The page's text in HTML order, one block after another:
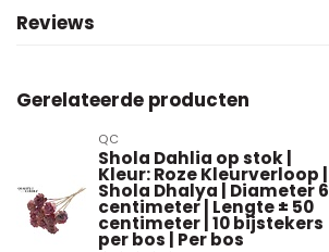
Reviews
Gerelateerde producten
QC
Shola Dahlia op stok |
Kleur: Roze Kleurverloop |
Shola Dhalya | Diameter 6
centimeter | Lengte ± 50
centimeter | 10 bijstekers
per bos | Per bos